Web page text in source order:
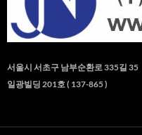
서울시 서초구 남부순환로 335길 35
일광빌딩 201호 ( 137-865 )